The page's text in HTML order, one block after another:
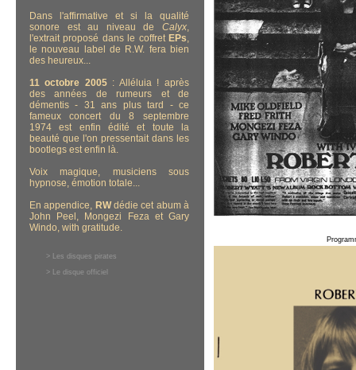
Dans l'affirmative et si la qualité
sonore est au niveau de Calyx,
l'extrait proposé dans le coffret EPs,
le nouveau label de R.W. fera bien
des heureux...
11 octobre 2005 : Alléluia ! après
des années de rumeurs et de
démentis - 31 ans plus tard - ce
fameux concert du 8 septembre
1974 est enfin édité et toute la
beauté que l'on pressentait dans les
bootlegs est enfin là.
Voix magique, musiciens sous
hypnose, émotion totale...
En appendice, RWdédie cet abum à
John Peel, Mongezi Feza et Gary
Windo, with gratitude.
> Les disques pirates
> Le disque officiel